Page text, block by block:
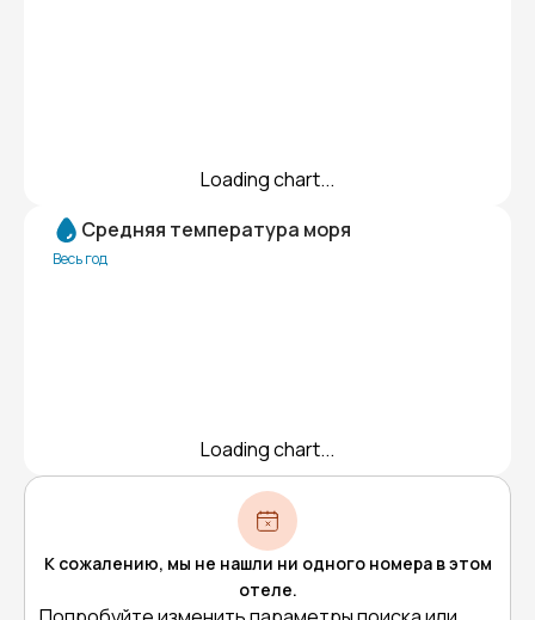
Loading chart...
Средняя температура моря
Весь год
Loading chart...
К сожалению, мы не нашли ни одного номера в этом
отеле.